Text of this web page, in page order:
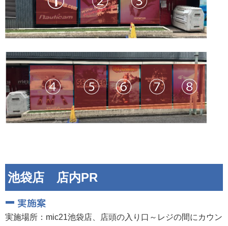
池袋店 店内PR
実施案
実施場所：mic21池袋店、店頭の入り口～レジの間にカウン